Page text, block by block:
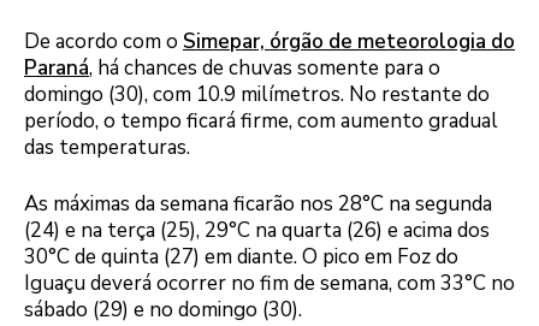
De acordo com o Simepar, órgão de meteorologia do
Paraná, há chances de chuvas somente para o
domingo (30), com 10.9 milímetros. No restante do
período, o tempo ficará firme, com aumento gradual
das temperaturas.
As máximas da semana ficarão nos 28°C na segunda
(24) e na terça (25), 29°C na quarta (26) e acima dos
30°C de quinta (27) em diante. O pico em Foz do
Iguaçu deverá ocorrer no fim de semana, com 33°C no
sábado (29) e no domingo (30).